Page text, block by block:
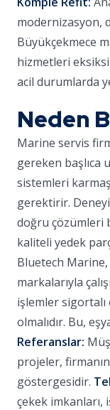
modernizasyon,
Büyükçekmece
hizmetleri
acil durumlarda
Neden
Marine servis
gereken başlıca
sistemleri
gerektirir.
doğru çözümleri
kaliteli yedek
Bluetech
markalarıyla
işlemler sigortalı
olmalıdır. Bu,
Referanslar:
projeler,
göstergesidir.
çekek imkanları,